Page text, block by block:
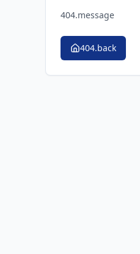
404.message
404.back